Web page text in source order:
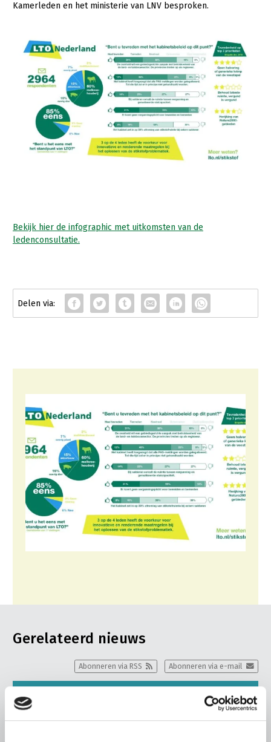
Contact
Kamerleden en het ministerie van LNV besproken.
Bekijk hier de infographic met uitkomsten van de
ledenconsultatie.
Gerelateerd nieuws
Abonneren via e-mail
Abonneren via RSS